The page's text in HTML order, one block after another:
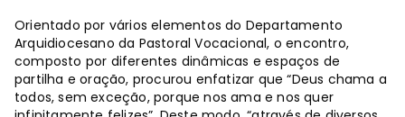
Orientado por vários elementos do Departamento
Arquidiocesano da Pastoral Vocacional, o encontro,
composto por diferentes dinâmicas e espaços de
partilha e oração, procurou enfatizar que “Deus chama a
todos, sem exceção, porque nos ama e nos quer